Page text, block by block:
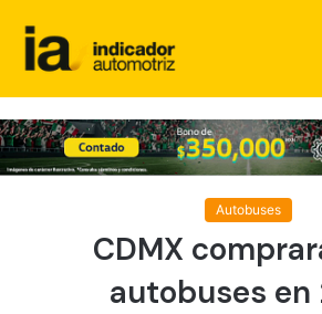
Autobuses
CDMX
autobuses en